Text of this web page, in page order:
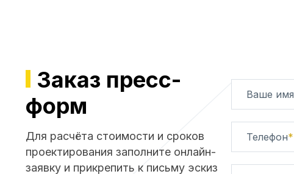
Заказ пресс-
форм
Для расчёта стоимости и сроков
проектирования заполните онлайн-
заявку и прикрепить к письму эскиз
Ваше имя
Телефон*